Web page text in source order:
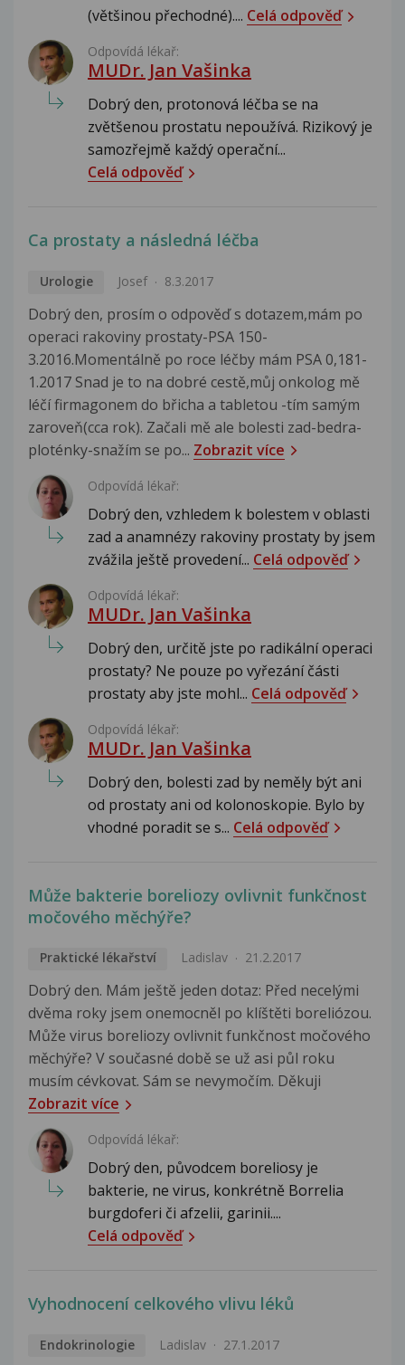
(většinou přechodné).... Celá odpověď
Odpovídá lékař:
MUDr. Jan Vašinka
Dobrý den, protonová léčba se na
zvětšenou prostatu nepoužívá. Rizikový je
samozřejmě každý operační...
Celá odpověď
Ca prostaty a následná léčba
Urologie Josef 8.3.2017
Dobrý den, prosím o odpověď s dotazem,mám po
operaci rakoviny prostaty-PSA 150-
3.2016.Momentálně po roce léčby mám PSA 0,181-
1.2017 Snad je to na dobré cestě,můj onkolog mě
léčí firmagonem do břicha a tabletou -tím samým
zaroveň(cca rok). Začali mě ale bolesti zad-bedra-
ploténky-snažím se po... Zobrazit více
Odpovídá lékař:
Dobrý den, vzhledem k bolestem v oblasti
zad a anamnézy rakoviny prostaty by jsem
zvážila ještě provedení... Celá odpověď
Odpovídá lékař:
MUDr. Jan Vašinka
Dobrý den, určitě jste po radikální operaci
prostaty? Ne pouze po vyřezání části
prostaty aby jste mohl... Celá odpověď
Odpovídá lékař:
MUDr. Jan Vašinka
Dobrý den, bolesti zad by neměly být ani
od prostaty ani od kolonoskopie. Bylo by
vhodné poradit se s... Celá odpověď
Může bakterie boreliozy ovlivnit funkčnost
močového měchýře?
Praktické lékařství Ladislav 21.2.2017
Dobrý den. Mám ještě jeden dotaz: Před necelými
dvěma roky jsem onemocněl po klíštěti boreliózou.
Může virus boreliozy ovlivnit funkčnost močového
měchýře? V současné době se už asi půl roku
musím cévkovat. Sám se nevymočím. Děkuji
Zobrazit více
Odpovídá lékař:
Dobrý den, původcem boreliosy je
bakterie, ne virus, konkrétně Borrelia
burgdoferi či afzelii, garinii....
Celá odpověď
Vyhodnocení celkového vlivu léků
Endokrinologie Ladislav 27.1.2017